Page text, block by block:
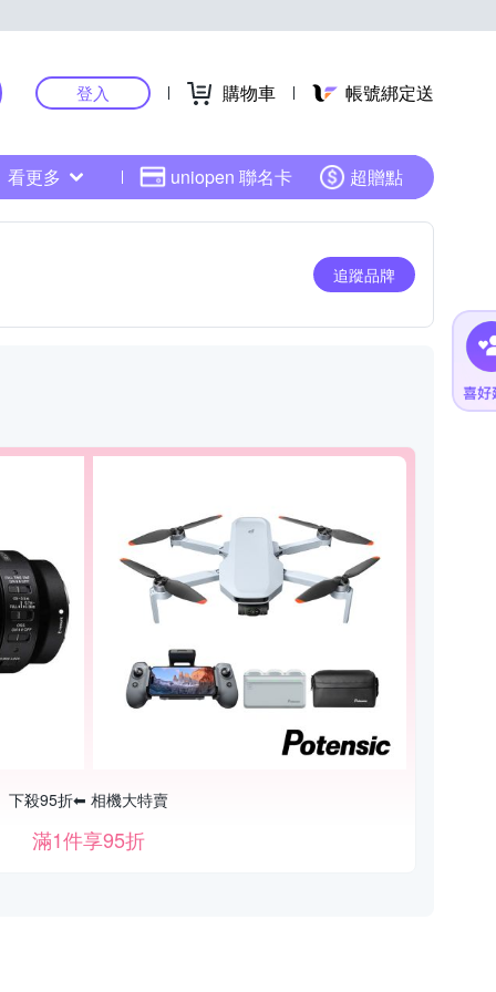
登入 購物車 帳號綁定送
看更多 uniopen 聯名卡 超贈點
追蹤品牌
下殺95折⬅︎ 相機大特賣
滿1件享95折